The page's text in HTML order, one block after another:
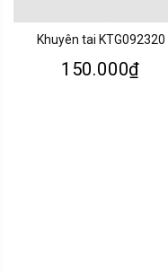
Khuyên tai KTG092320
150.000₫